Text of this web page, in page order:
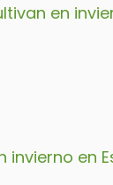
en
invierno en